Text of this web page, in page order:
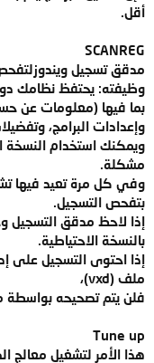
أقل.
SCANREG
مدقق تسجيل
وظيفته: يحتفظ نظامك
بما فيها (معلومات عن
وإعدادات البرامج،
ويمكنك استخدام النسخة
مشكلة.
وفي كل مرة تعيد فيها
بتفحص التسجيل.
إذا لاحظ مدقق التسجيل
بالنسخة الاحتياطية.
إذا احتوى التسجيل على
ملف (vxd)،
فلن يتم تصحيحه بواسطة
Tune up
هذا الأمر لتشغيل معالج